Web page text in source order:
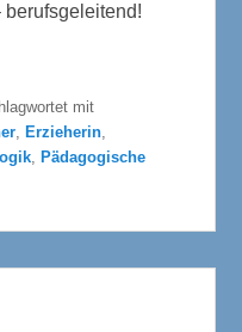
mit
, Erzieherin,
, Pädagogische